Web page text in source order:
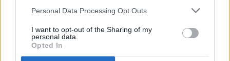
This information may also be disclosed by us to third parties
disclose it to other third parties.
Personal Data Processing Opt Outs
I want to opt-out of the Sharing of my
personal data.
Opted In